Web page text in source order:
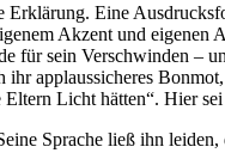
Eine
Akzent und
für sein Verschwinden
applaussicheres
Licht hätten“. Hier
Sprache ließ ihn